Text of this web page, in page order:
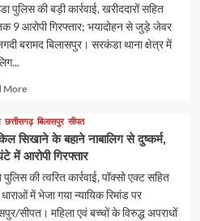
पुलिस की बड़ी कार्रवाई, खरीददारों सहित
9 आरोपी गिरफ्तार; भयादोहन से जुड़े जेवर
बरामद बिलासपुर। सरकंडा थाना क्षेत्र में
MoreRead
about
छत्तीसगढ़ बिलासपुर सीपत
सिखाने के बहाने नाबालिग से दुष्कर्म,
में आरोपी गिरफ्तार
की त्वरित कार्रवाई, पॉक्सो एक्ट सहित
में भेजा गया न्यायिक रिमांड पर
सीपत। महिला एवं बच्चों के विरुद्ध अपराधों